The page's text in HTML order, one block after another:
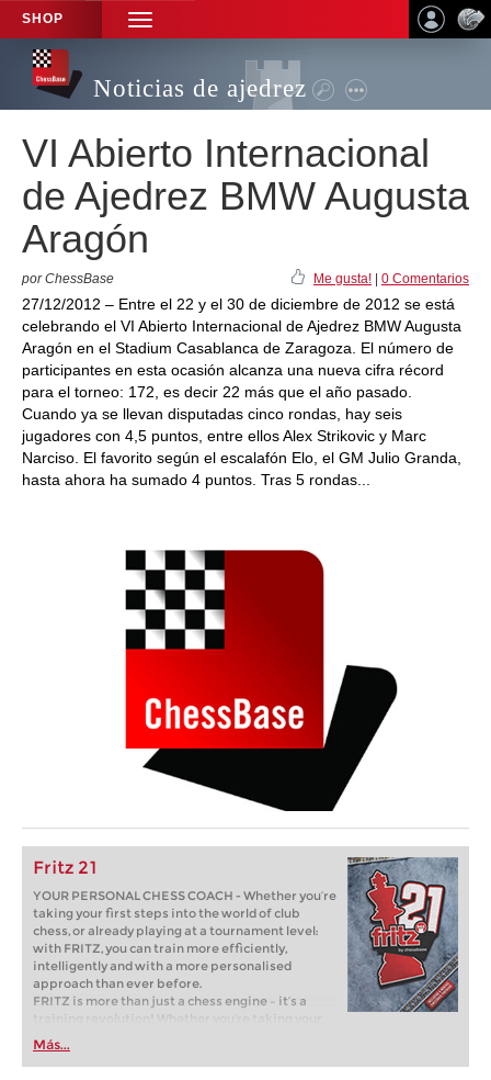
SHOP
TOGGLE
NAVIGATION
Noticias de ajedrez
VI Abierto Internacional
de Ajedrez BMW Augusta
Aragón
por ChessBase Me gusta! 0 Comentarios
27/12/2012 – Entre el 22 y el 30 de diciembre de 2012 se está
celebrando el VI Abierto Internacional de Ajedrez BMW Augusta
Aragón en el Stadium Casablanca de Zaragoza. El número de
participantes en esta ocasión alcanza una nueva cifra récord
para el torneo: 172, es decir 22 más que el año pasado.
Cuando ya se llevan disputadas cinco rondas, hay seis
jugadores con 4,5 puntos, entre ellos Alex Strikovic y Marc
Narciso. El favorito según el escalafón Elo, el GM Julio Granda,
hasta ahora ha sumado 4 puntos. Tras 5 rondas...
Fritz 21
YOUR PERSONAL CHESS COACH - Whether you’re
taking your first steps into the world of club
chess, or already playing at a tournament level:
with FRITZ, you can train more efficiently,
intelligently and with a more personalised
approach than ever before.
FRITZ is more than just a chess engine – it’s a
training revolution! Whether you’re taking your
first steps into the world of club chess, or already
playing at a tournament level: with FRITZ, you can
train more efficiently, intelligently and with a
Más...